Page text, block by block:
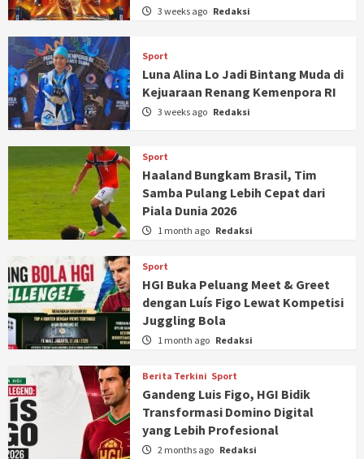
3 weeks ago Redaksi
Sport
Luna Alina Lo Jadi Bintang Muda di
Kejuaraan Renang Kemenpora RI
3 weeks ago Redaksi
Sport
Haaland Bungkam Brasil, Tim
Samba Pulang Lebih Cepat dari
Piala Dunia 2026
1 month ago Redaksi
Sport
HGI Buka Peluang Meet & Greet
dengan Luís Figo Lewat Kompetisi
Juggling Bola
1 month ago Redaksi
Berita Terkini Sport
Gandeng Luis Figo, HGI Bidik
Transformasi Domino Digital
yang Lebih Profesional
2 months ago Redaksi